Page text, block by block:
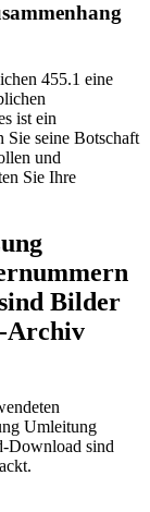
455.1 eine
ist ein
seine Botschaft
und
Sie Ihre
Bilder
Archiv
Umleitung
Download sind